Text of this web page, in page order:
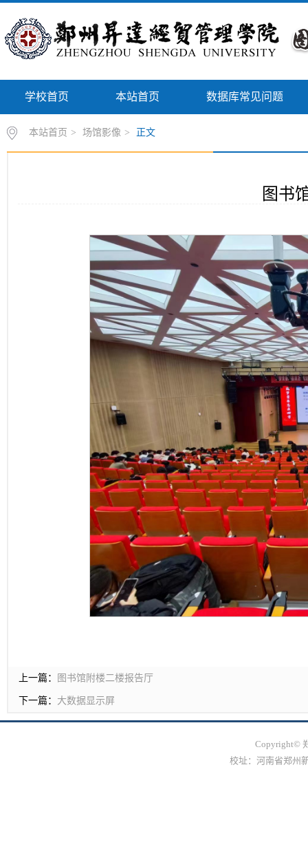
学校首页 本站首页 数据库常见问题
本站首页 > 场馆影像 > 正文
图书
上一篇： 图书馆附楼二楼报告厅
下一篇： 大数据显示屏
Copyright©
校址：河南省郑州